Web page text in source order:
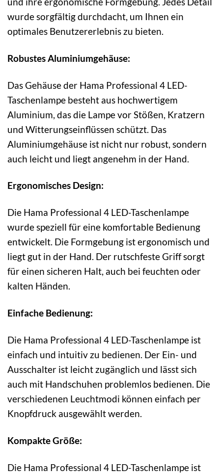
wurde sorgfältig durchdacht, um Ihnen ein
optimales Benutzererlebnis zu bieten.
Robustes Aluminiumgehäuse:
Das Gehäuse der Hama Professional 4 LED-
Taschenlampe besteht aus hochwertigem
Aluminium, das die Lampe vor Stößen, Kratzern
und Witterungseinflüssen schützt. Das
Aluminiumgehäuse ist nicht nur robust, sondern
auch leicht und liegt angenehm in der Hand.
Ergonomisches Design:
Die Hama Professional 4 LED-Taschenlampe
wurde speziell für eine komfortable Bedienung
entwickelt. Die Formgebung ist ergonomisch und
liegt gut in der Hand. Der rutschfeste Griff sorgt
für einen sicheren Halt, auch bei feuchten oder
kalten Händen.
Einfache Bedienung:
Die Hama Professional 4 LED-Taschenlampe ist
einfach und intuitiv zu bedienen. Der Ein- und
Ausschalter ist leicht zugänglich und lässt sich
auch mit Handschuhen problemlos bedienen. Die
verschiedenen Leuchtmodi können einfach per
Knopfdruck ausgewählt werden.
Kompakte Größe:
Die Hama Professional 4 LED-Taschenlampe ist